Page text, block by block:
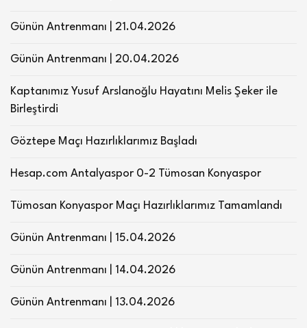
Günün Antrenmanı | 21.04.2026
Günün Antrenmanı | 20.04.2026
Kaptanımız Yusuf Arslanoğlu Hayatını Melis Şeker ile
Birleştirdi
Göztepe Maçı Hazırlıklarımız Başladı
Hesap.com Antalyaspor 0-2 Tümosan Konyaspor
Tümosan Konyaspor Maçı Hazırlıklarımız Tamamlandı
Günün Antrenmanı | 15.04.2026
Günün Antrenmanı | 14.04.2026
Günün Antrenmanı | 13.04.2026